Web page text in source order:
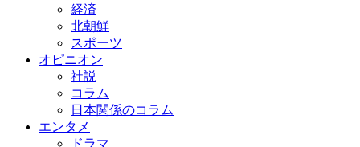
経済
北朝鮮
スポーツ
オピニオン
社説
コラム
日本関係のコラム
エンタメ
ドラマ